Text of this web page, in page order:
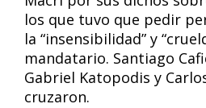
los que tuvo que pedir
la “insensibilidad” y
mandatario. Santiago
Gabriel Katopodis y
cruzaron.